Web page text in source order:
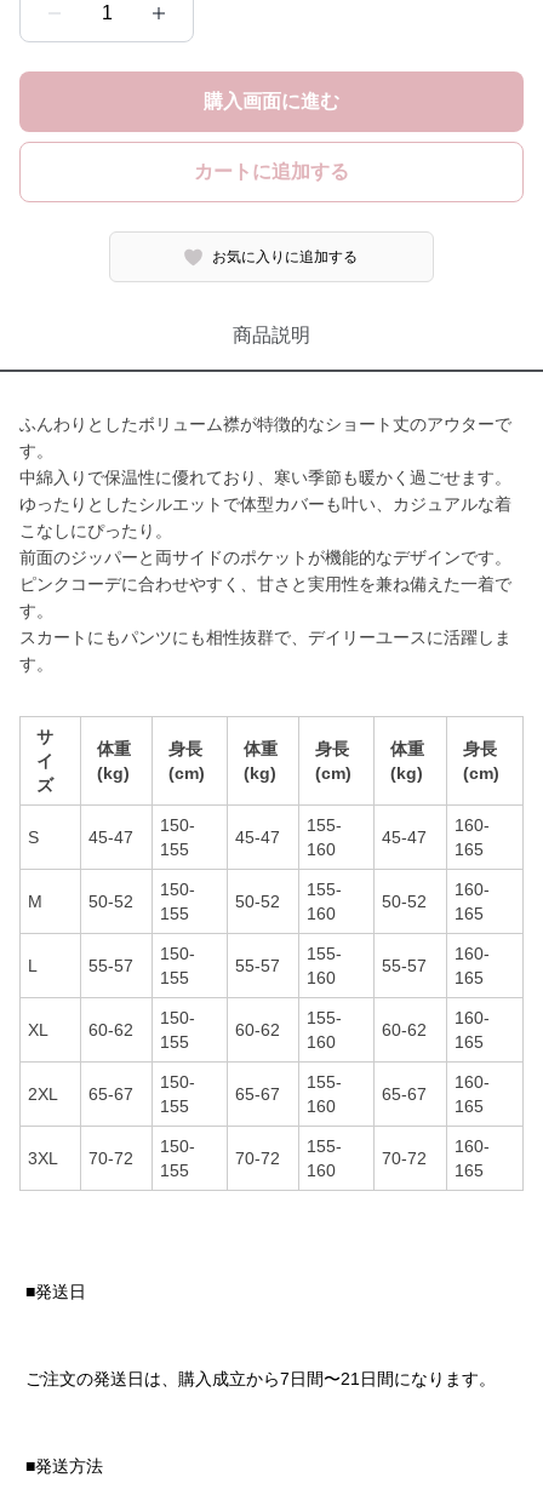
1
購入画面に進む
カートに追加する
お気に入りに追加する
商品説明
ふんわりとしたボリューム襟が特徴的なショート丈のアウターで
す。
中綿入りで保温性に優れており、寒い季節も暖かく過ごせます。
ゆったりとしたシルエットで体型カバーも叶い、カジュアルな着
こなしにぴったり。
前面のジッパーと両サイドのポケットが機能的なデザインです。
ピンクコーデに合わせやすく、甘さと実用性を兼ね備えた一着で
す。
スカートにもパンツにも相性抜群で、デイリーユースに活躍しま
す。
サ
イ
ズ
体重
(kg)
身長
(cm)
体重
(kg)
身長
(cm)
体重
(kg)
身長
(cm)
S 45-47
150-
155
45-47
155-
160
45-47
160-
165
M 50-52
150-
155
50-52
155-
160
50-52
160-
165
L 55-57
150-
155
55-57
155-
160
55-57
160-
165
XL 60-62
150-
155
60-62
155-
160
60-62
160-
165
2XL 65-67
150-
155
65-67
155-
160
65-67
160-
165
3XL 70-72
150-
155
70-72
155-
160
70-72
160-
165
■発送日
ご注文の発送日は、購入成立から7日間〜21日間になります。
■発送方法